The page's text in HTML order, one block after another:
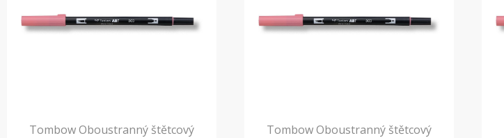
Tombow Oboustranný štětcový
Tombow Oboustranný štětcový